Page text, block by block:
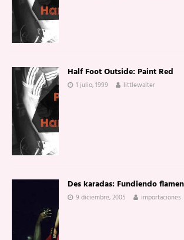
Half Foot Outside: Paint Red
1 julio, 1999 littlewalter
Des karadas: Fundiendo
9 diciembre, 2005 importaciones